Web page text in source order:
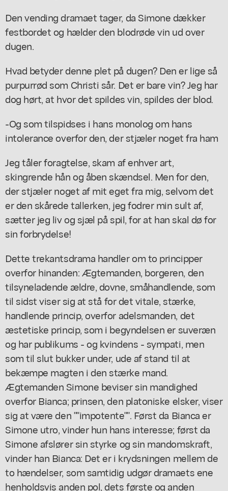
Den vending dramaet tager, da Simone dækker
festbordet og hælder den blodrøde vin ud over
dugen.
Hvad betyder denne plet på dugen? Den er lige så
purpurrød som Christi sår. Det er bare vin? Jeg har
dog hørt, at hvor det spildes vin, spildes der blod.
-Og som tilspidses i hans monolog om hans
intolerance overfor den, der stjæler noget fra ham
Jeg tåler foragtelse, skam af enhver art,
skingrende hån og åben skændsel. Men for den,
der stjæler noget af mit eget fra mig, selvom det
er den skårede tallerken, jeg fodrer min sult af,
sætter jeg liv og sjæl på spil, for at han skal dø for
sin forbrydelse!
Dette trekantsdrama handler om to principper
overfor hinanden: Ægtemanden, borgeren, den
tilsyneladende ældre, dovne, småhandlende, som
til sidst viser sig at stå for det vitale, stærke,
handlende princip, overfor adelsmanden, det
æstetiske princip, som i begyndelsen er suveræn
og har publikums - og kvindens - sympati, men
som til slut bukker under, ude af stand til at
bekæmpe magten i den stærke mand.
Ægtemanden Simone beviser sin mandighed
overfor Bianca; prinsen, den platoniske elsker, viser
sig at være den ""impotente"". Først da Bianca er
Simone utro, vinder hun hans interesse; først da
Simone afslører sin styrke og sin mandomskraft,
vinder han Bianca: Det er i krydsningen mellem de
to hændelser, som samtidig udgør dramaets ene
henholdsvis anden pol, dets første og anden